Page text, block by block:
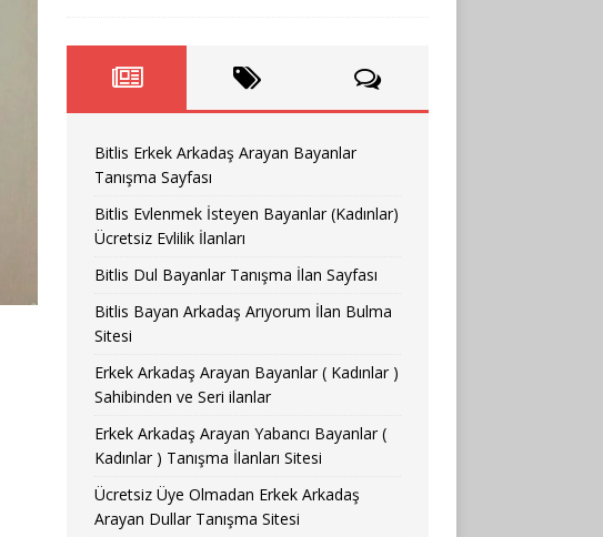
Bitlis Erkek Arkadaş Arayan Bayanlar
Tanışma Sayfası
Bitlis Evlenmek İsteyen Bayanlar (Kadınlar)
Ücretsiz Evlilik İlanları
Bitlis Dul Bayanlar Tanışma İlan Sayfası
Bitlis Bayan Arkadaş Arıyorum İlan Bulma
Sitesi
Erkek Arkadaş Arayan Bayanlar ( Kadınlar )
Sahibinden ve Seri ilanlar
Erkek Arkadaş Arayan Yabancı Bayanlar (
Kadınlar ) Tanışma İlanları Sitesi
Ücretsiz Üye Olmadan Erkek Arkadaş
Arayan Dullar Tanışma Sitesi